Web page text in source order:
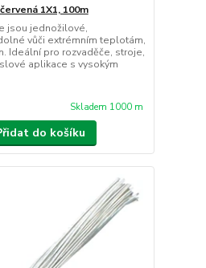
1X1, 100m
jsou jednožilové,
vůči extrémním teplotám,
Ideální pro rozvaděče, stroje,
aplikace s vysokým
Skladem 1000 m
do košíku